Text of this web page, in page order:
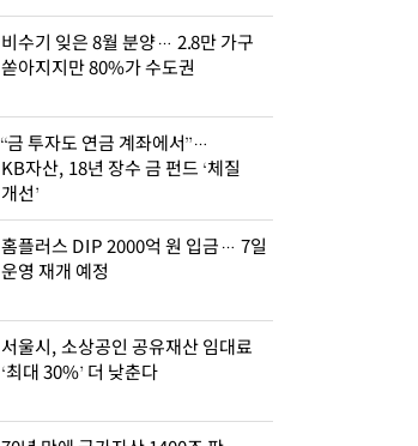
비수기 잊은 8월 분양… 2.8만 가구
쏟아지지만 80%가 수도권
“금 투자도 연금 계좌에서”…
KB자산, 18년 장수 금 펀드 ‘체질
개선’
홈플러스 DIP 2000억 원 입금… 7일
운영 재개 예정
서울시, 소상공인 공유재산 임대료
‘최대 30%’ 더 낮춘다